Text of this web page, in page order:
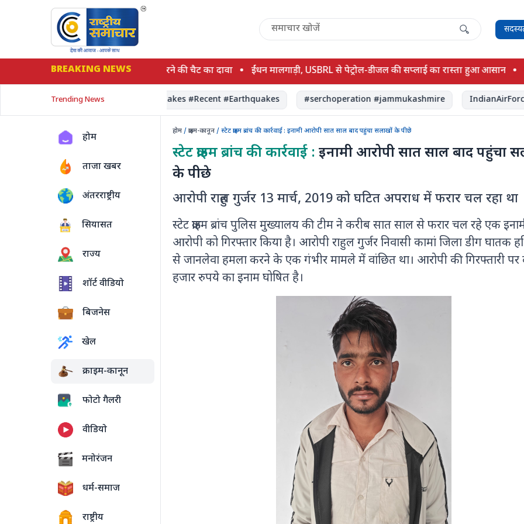
BREAKING NEWS
का आरोप, कथित प्रेमी से एक्सीडेंट में मारने की चैट का दावा ईंधन मालगाड़ी, USBRL से पेट्रोल-डीजल की सप्लाई का रास्ता हुआ आसान की
Trending News#RecentEarthquakes #Recent #Earthquakes #serchoperation #jammukashmire IndianAirForce
होम
ताजा खबर
अंतरराष्ट्रीय
सियासत
राज्य
शॉर्ट वीडियो
बिजनेस
खेल
क्राइम-कानून
फोटो गैलरी
वीडियो
मनोरंजन
धर्म-समाज
राष्ट्रीय
होम /क्राइम-कानून/ स्टेट क्राइम ब्रांच की कार्रवाई : इनामी आरोपी सात साल बाद पहुंचा सलाखों के पीछे
स्टेट क्राइम ब्रांच की कार्रवाई :इनामी आरोपी सात साल बाद पहुंचा
के पीछे
आरोपी राहुल गुर्जर 13 मार्च, 2019 को घटित अपराध में फरार चल रहा था
स्टेट क्राइम ब्रांच पुलिस मुख्यालय की टीम ने करीब सात साल से फरार चल रहे एक
आरोपी को गिरफ्तार किया है। आरोपी राहुल गुर्जर निवासी कामां जिला डीग घातक
से जानलेवा हमला करने के एक गंभीर मामले में वांछित था। आरोपी की गिरफ्तारी
हजार रुपये का इनाम घोषित है।
9 PHOTOS